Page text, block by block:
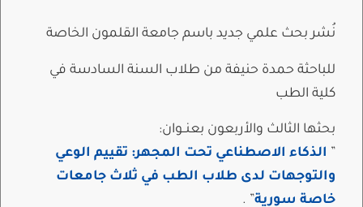
نُشر بحث علمي جديد باسم جامعة القلمون الخاصة
للباحثة حمدة حنيفة من طلاب السنة السادسة في
كلية الطب
بحثها الثالث والأربعون بعنــوان:
” الذكاء الاصطناعي تحت المجهر: تقييم الوعي
والتوجهات لدى طلاب الطب في ثلاث جامعات
خاصة سورية” .